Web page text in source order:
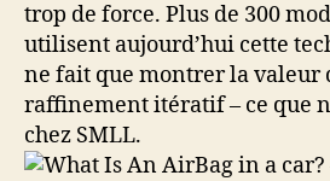
trop de force. Plus de 300
utilisent aujourd’hui cette
ne fait que montrer la valeur
raffinement itératif – ce que
chez SMLL.